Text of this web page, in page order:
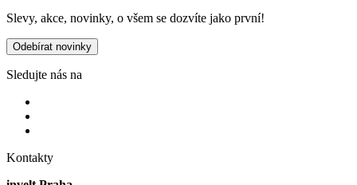
Slevy, akce, novinky, o všem se dozvíte jako první!
Odebírat novinky
Sledujte nás na
Kontakty